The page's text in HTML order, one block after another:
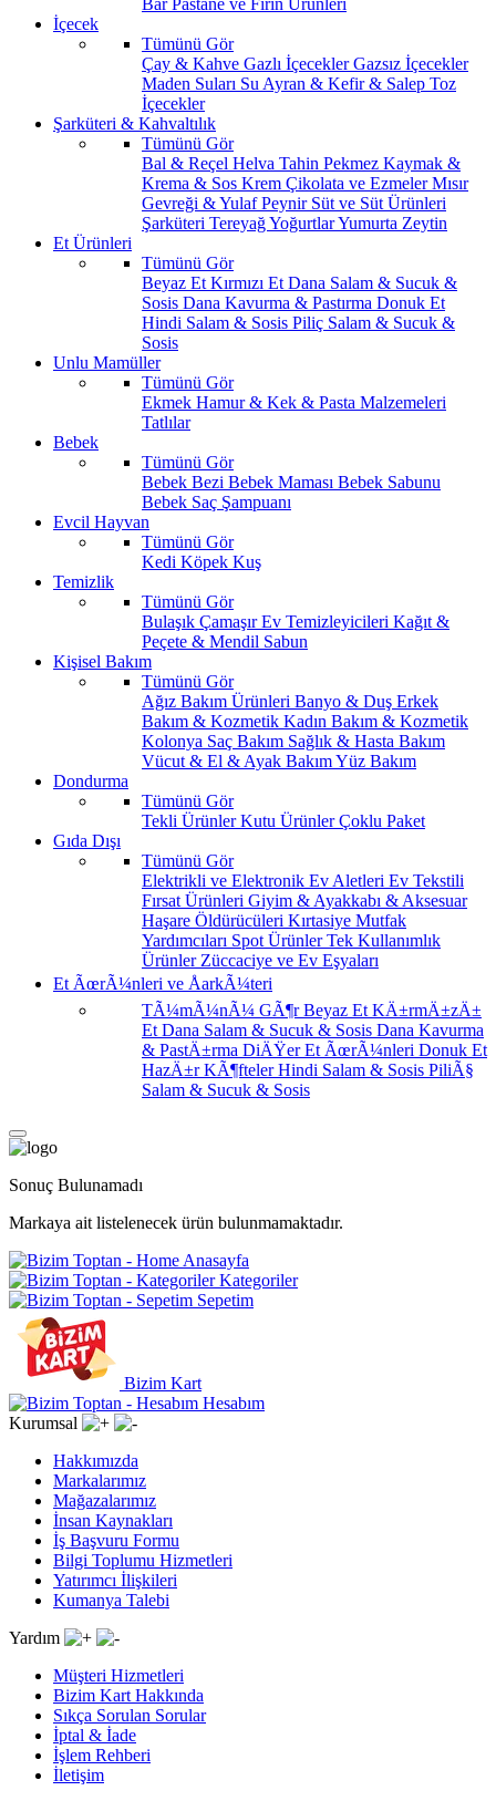
İçecek
Tümünü Gör
Çay & Kahve Gazlı İçeceklerGazsız İçecekler
Maden Suları Su Ayran & Kefir & Salep Toz
İçecekler
Şarküteri & Kahvaltılık
Tümünü Gör
Bal & Reçel Helva Tahin Pekmez Kaymak &
Krema & Sos Krem Çikolata ve EzmelerMısır
Gevreği & YulafPeynir Süt ve Süt Ürünleri
Şarküteri TereyağYoğurtlarYumurta Zeytin
Et Ürünleri
Tümünü Gör
Beyaz Et Kırmızı Et Dana Salam & Sucuk &
Sosis Dana Kavurma & Pastırma Donuk Et
Hindi Salam & Sosis Piliç Salam & Sucuk &
Sosis
Unlu Mamüller
Tümünü Gör
Ekmek Hamur & Kek & Pasta Malzemeleri
Tatlılar
Bebek
Tümünü Gör
Bebek Bezi Bebek Maması Bebek Sabunu
Bebek Saç Şampuanı
Evcil Hayvan
Tümünü Gör
Kedi Köpek Kuş
Temizlik
Tümünü Gör
Bulaşık ÇamaşırEv Temizleyicileri Kağıt &
Peçete & Mendil Sabun
Kişisel Bakım
Tümünü Gör
Ağız Bakım Ürünleri Banyo & Duş Erkek
Bakım & Kozmetik Kadın Bakım & Kozmetik
Kolonya Saç Bakım Sağlık & Hasta Bakım
Vücut & El & Ayak BakımYüz Bakım
Dondurma
Tümünü Gör
Tekli ÜrünlerKutu ÜrünlerÇoklu Paket
Gıda Dışı
Tümünü Gör
Elektrikli ve Elektronik Ev Aletleri Ev Tekstili
Fırsat Ürünleri Giyim & Ayakkabı & Aksesuar
Haşare Öldürücüleri Kırtasiye Mutfak
Yardımcıları Spot ÜrünlerTek Kullanımlık
Ürünler Züccaciye ve Ev Eşyaları
Et ÃœrÃ¼nleri ve ÅarkÃ¼teri
TÃ¼mÃ¼nÃ¼ GÃ¶rBeyaz Et KÄ±rmÄ±zÄ±
Et Dana Salam & Sucuk & Sosis Dana Kavurma
& PastÄ±rma DiÄŸer Et ÃœrÃ¼nleri Donuk Et
HazÄ±r KÃ¶ftelerHindi Salam & Sosis PiliÃ§
Salam & Sucuk & Sosis
Sonuç Bulunamadı
Markaya ait listelenecek ürün bulunmamaktadır.
Anasayfa
Kategoriler
Sepetim
Bizim Kart
Hesabım
Kurumsal
Hakkımızda
Markalarımız
Mağazalarımız
İnsan Kaynakları
İş Başvuru Formu
Bilgi Toplumu Hizmetleri
Yatırımcı İlişkileri
Kumanya Talebi
Yardım
Müşteri Hizmetleri
Bizim Kart Hakkında
Sıkça Sorulan Sorular
İptal & İade
İşlem Rehberi
İletişim